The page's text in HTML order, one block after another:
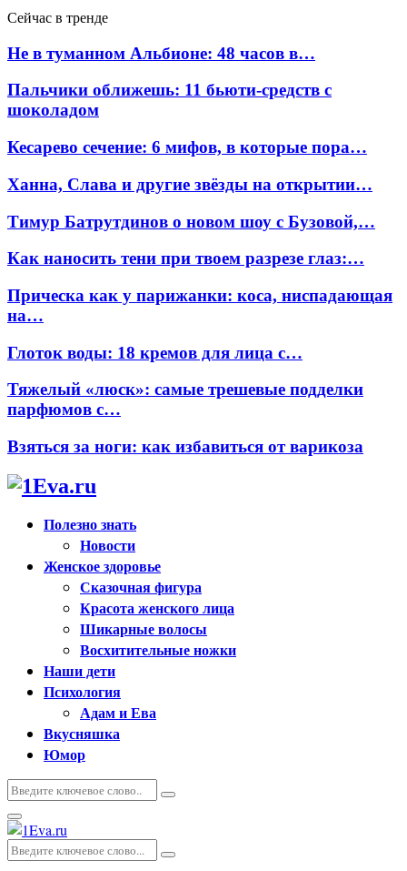
Сейчас в тренде
Не в туманном Альбионе: 48 часов в…
Пальчики оближешь: 11 бьюти-средств с
шоколадом
Кесарево сечение: 6 мифов, в которые пора…
Ханна, Слава и другие звёзды на открытии…
Тимур Батрутдинов о новом шоу с Бузовой,…
Как наносить тени при твоем разрезе глаз:…
Прическа как у парижанки: коса, ниспадающая
на…
Глоток воды: 18 кремов для лица с…
Тяжелый «люск»: самые трешевые подделки
парфюмов с…
Взяться за ноги: как избавиться от варикоза
Полезно знать
Новости
Женское здоровье
Сказочная фигура
Красота женского лица
Шикарные волосы
Восхитительные ножки
Наши дети
Психология
Адам и Ева
Вкусняшка
Юмор
Искать:
Поиск
Основное
меню
Искать:
Поиск